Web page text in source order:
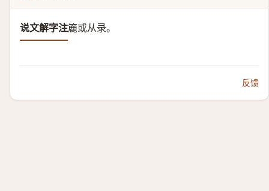
说文解字注簏或从录。
反馈